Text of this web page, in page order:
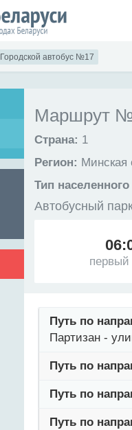
Городской автобус №17
Маршрут
Страна: 1
Регион: Минская
Тип населенного
Автобусный
первый
Путь по
Партизан -
Путь по
Путь по
Путь по